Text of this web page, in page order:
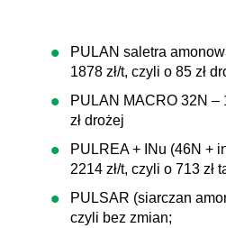
PULAN saletra
1878 zł/t, czyli o 85 zł
PULAN MACRO 32N –
zł drożej
PULREA + INu (46N +
2214 zł/t, czyli o 713 zł
PULSAR (siarczan
czyli bez zmian;